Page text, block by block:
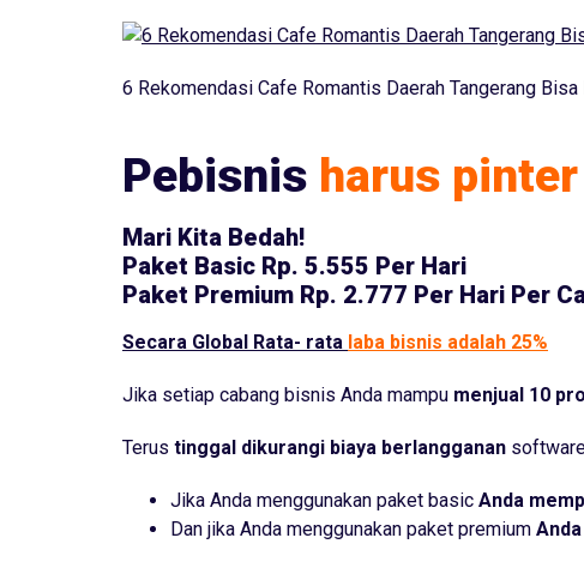
6 Rekomendasi Cafe Romantis Daerah Tangerang Bisa
Pebisnis harus pinter
Mari Kita Bedah!
Paket Basic Rp. 5.555 Per Hari
Paket Premium Rp. 2.777 Per Hari Per
Secara Global Rata- rata laba bisnis adalah 25%
Jika setiap cabang bisnis Anda mampu menjual 10
Terus tinggal dikurangi biaya berlangganan
Jika Anda menggunakan paket basic Anda
Dan jika Anda menggunakan paket premium